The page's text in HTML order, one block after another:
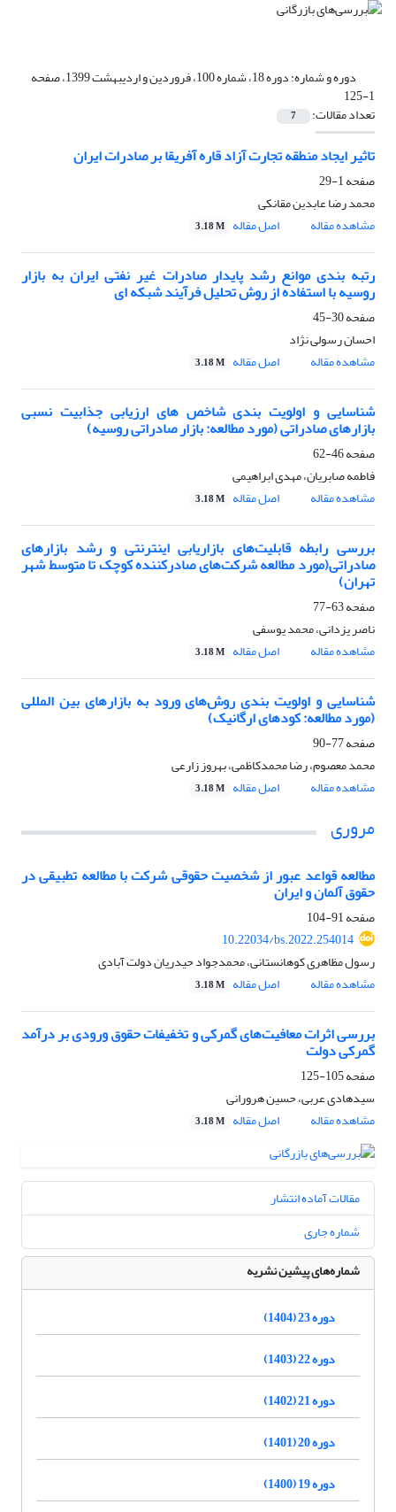
دوره و شماره: دوره 18، شماره 100، فروردین و اردیبهشت 1399، صفحه
1-125
تعداد مقالات: 7
تاثیر ایجاد منطقه تجارت آزاد قاره آفریقا بر صادرات ایران
صفحه1-29
محمد رضا عابدین مقانکی
مشاهده مقاله
اصل مقاله 3.18 M
رتبه بندی موانع رشد پایدار صادرات غیر نفتی ایران به بازار
روسیه با استفاده از روش تحلیل فرآیند شبکه ای
صفحه30-45
احسان رسولی نژاد
مشاهده مقاله
اصل مقاله 3.18 M
شناسایی و اولویت بندی شاخص های ارزیابی جذابیت نسبی
بازارهای صادراتی (مورد مطالعه: بازار صادراتی روسیه)
صفحه46-62
فاطمه صابریان، مهدی ابراهیمی
مشاهده مقاله
اصل مقاله 3.18 M
بررسی رابطه قابلیت‌های بازاریابی اینترنتی و رشد بازارهای
صادراتی(مورد مطالعه شرکت‌های صادرکننده کوچک تا متوسط شهر
تهران)
صفحه63-77
ناصر یزدانی، محمد یوسفی
مشاهده مقاله
اصل مقاله 3.18 M
شناسایی و اولویت بندی روش‌های ورود به بازارهای بین المللی
(مورد مطالعه: کودهای ارگانیک)
صفحه77-90
محمد معصوم، رضا محمدکاظمی، بهروز زارعی
مشاهده مقاله
اصل مقاله 3.18 M
مروری
مطالعه قواعد عبور از شخصیت حقوقی شرکت با مطالعه تطبیقی در
حقوق آلمان و ایران
صفحه91-104
10.22034/bs.2022.254014
رسول مظاهری کوهانستانی، محمدجواد حیدریان دولت آبادی
مشاهده مقاله
اصل مقاله 3.18 M
بررسی اثرات معافیت‌های گمرکی و تخفیفات حقوق ورودی بر درآمد
گمرکی دولت
صفحه105-125
سیدهادی عربی، حسین هرورانی
مشاهده مقاله
اصل مقاله 3.18 M
مقالات آماده انتشار
شماره جاری
شماره‌های پیشین نشریه
دوره 23 (1404)
دوره 22 (1403)
دوره 21 (1402)
دوره 20 (1401)
دوره 19 (1400)